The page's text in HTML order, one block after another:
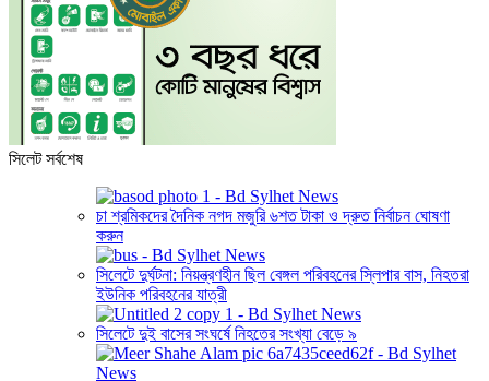
সিলেট সর্বশেষ
চা শ্রমিকদের দৈনিক নগদ মজুরি ৬শত টাকা ও দ্রুত নির্বাচন ঘোষণা
করুন
সিলেটে দুর্ঘটনা: নিয়ন্ত্রণহীন ছিল বেঙ্গল পরিবহনের স্লিপার বাস, নিহতরা
ইউনিক পরিবহনের যাত্রী
সিলেটে দুই বাসের সংঘর্ষে নিহতের সংখ্যা বেড়ে ৯